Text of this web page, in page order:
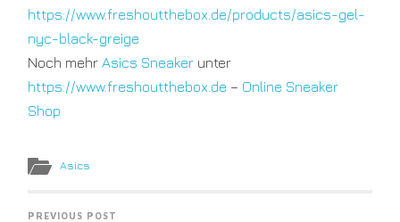
https://www.freshoutthebox.de/products/asics-gel-
nyc-black-greige
Noch mehrAsics Sneaker unter
https://www.freshoutthebox.de – Online Sneaker
Shop
Asics
PREVIOUS POST